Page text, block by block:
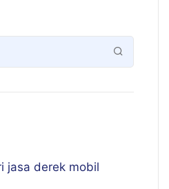
jasa derek mobil